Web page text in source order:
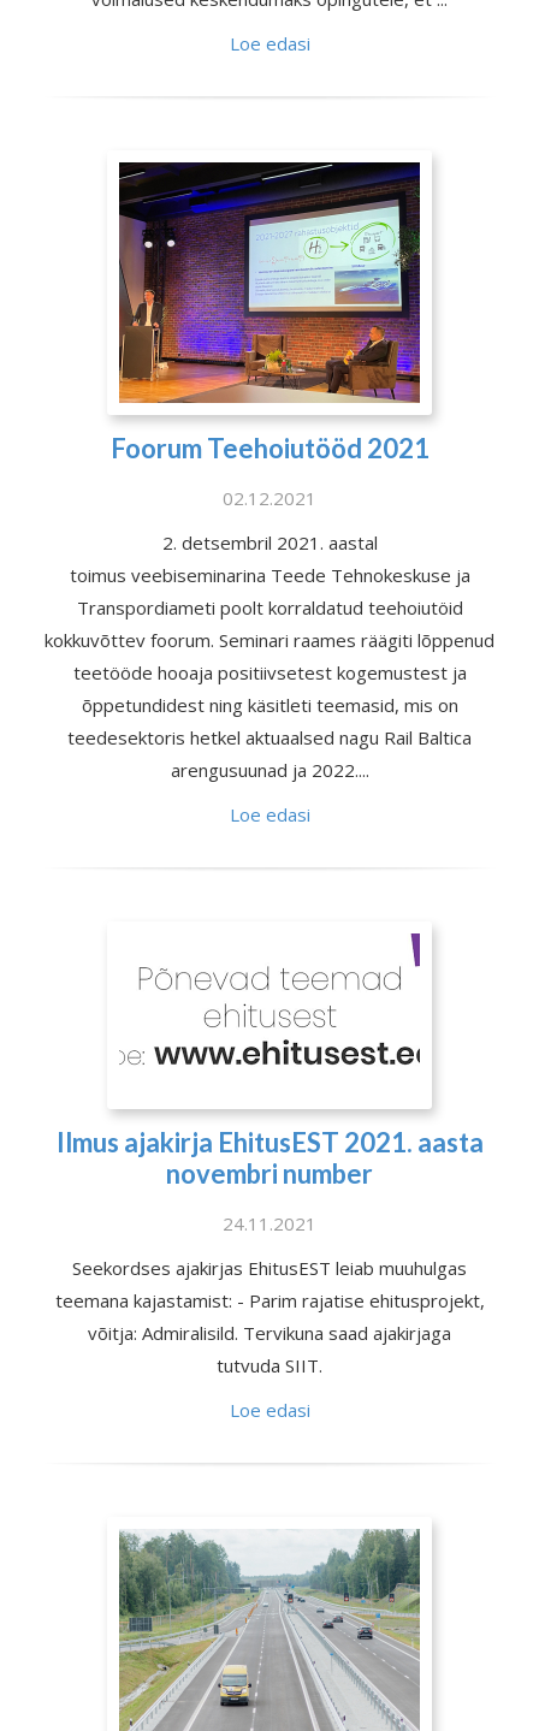
Loe edasi
Foorum Teehoiutööd 2021
02.12.2021
2. detsembril 2021. aastal
toimus veebiseminarina Teede Tehnokeskuse ja
Transpordiameti poolt korraldatud teehoiutöid
kokkuvõttev foorum. Seminari raames räägiti lõppenud
teetööde hooaja positiivsetest kogemustest ja
õppetundidest ning käsitleti teemasid, mis on
teedesektoris hetkel aktuaalsed nagu Rail Baltica
arengusuunad ja 2022....
Loe edasi
Ilmus ajakirja EhitusEST 2021. aasta
novembri number
24.11.2021
Seekordses ajakirjas EhitusEST leiab muuhulgas
teemana kajastamist: - Parim rajatise ehitusprojekt,
võitja: Admiralisild. Tervikuna saad ajakirjaga
tutvuda SIIT.
Loe edasi